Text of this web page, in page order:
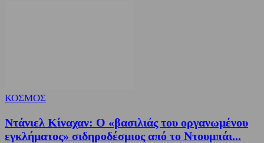
ΚΟΣΜΟΣ
Ντάνιελ Κίναχαν: Ο «βασιλιάς του οργανωμένου
εγκλήματος» σιδηροδέσμιος από το Ντουμπάι...